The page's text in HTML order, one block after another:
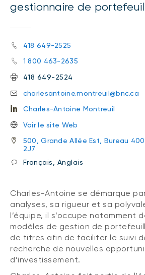
gestionnaire de
418 649-2525
1 800 463-2635
418 649-2524
charlesantoine.montreuil@bnc.ca
Charles-Antoine Montreuil
Voir le site Web
500, Grande Allée Est, Bureau
2J7
Français, Anglais
Charles-Antoine se démarque
analyses, sa rigueur et sa
l’équipe, il s’occupe notamment
modèles de gestion de
de titres afin de faciliter le suivi
recherche de nouvelles
d’investissement.